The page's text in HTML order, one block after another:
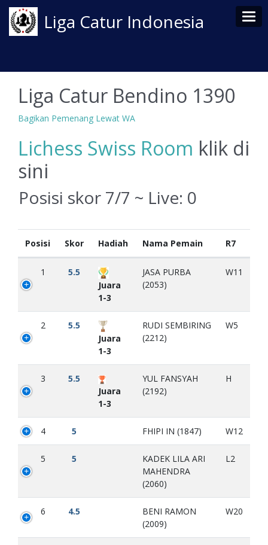
Liga Catur Indonesia
Liga Catur Bendino 1390
Bagikan Pemenang Lewat WA
Lichess Swiss Room klik di
sini
Posisi skor 7/7 ~ Live: 0
Posisi Skor Hadiah Nama Pemain R7
1
5.5
Juara
1-3
JASA PURBA
(2053)
W11
2
5.5
Juara
1-3
RUDI SEMBIRING
(2212)
W5
3
5.5
Juara
1-3
YUL FANSYAH
(2192)
H
4 5 FHIPI IN (1847) W12
5 5
KADEK LILA ARI
MAHENDRA
(2060)
L2
6 4.5
BENI RAMON
(2009)
W20